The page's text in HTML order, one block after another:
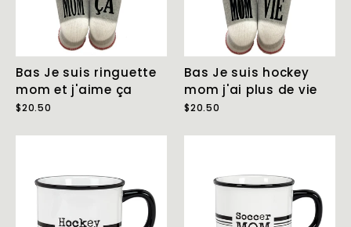
Bas Je suis ringuette
mom et j'aime ça
$20.50
Bas Je suis hockey
mom j'ai plus de vie
$20.50